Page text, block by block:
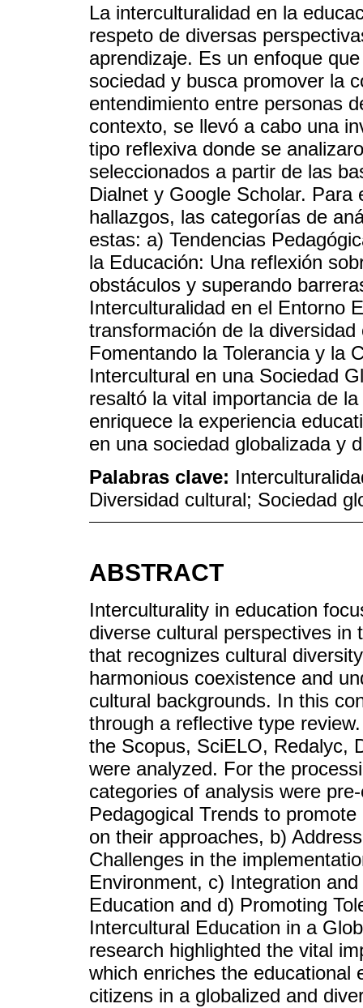
La interculturalidad en la
respeto de diversas
aprendizaje. Es un enfoque
sociedad y busca promover la
entendimiento entre personas
contexto, se llevó a cabo una
tipo reflexiva donde se
seleccionados a partir de las
Dialnet y Google Scholar.
hallazgos, las categorías de
estas: a) Tendencias
la Educación: Una reflexión
obstáculos y superando
Interculturalidad en el Entorno
transformación de la
Fomentando la Tolerancia y la
Intercultural en una Sociedad
resaltó la vital importancia de
enriquece la experiencia
en una sociedad globalizada y
Palabras clave:
Diversidad cultural; Sociedad
ABSTRACT
Interculturality in education
diverse cultural perspectives in
that recognizes cultural
harmonious coexistence and
cultural backgrounds. In this
through a reflective type
the Scopus, SciELO, Redalyc,
were analyzed. For the
categories of analysis were
Pedagogical Trends to
on their approaches, b)
Challenges in the
Environment, c) Integration
Education and d) Promoting
Intercultural Education in a
research highlighted the vital
which enriches the educational
citizens in a globalized and